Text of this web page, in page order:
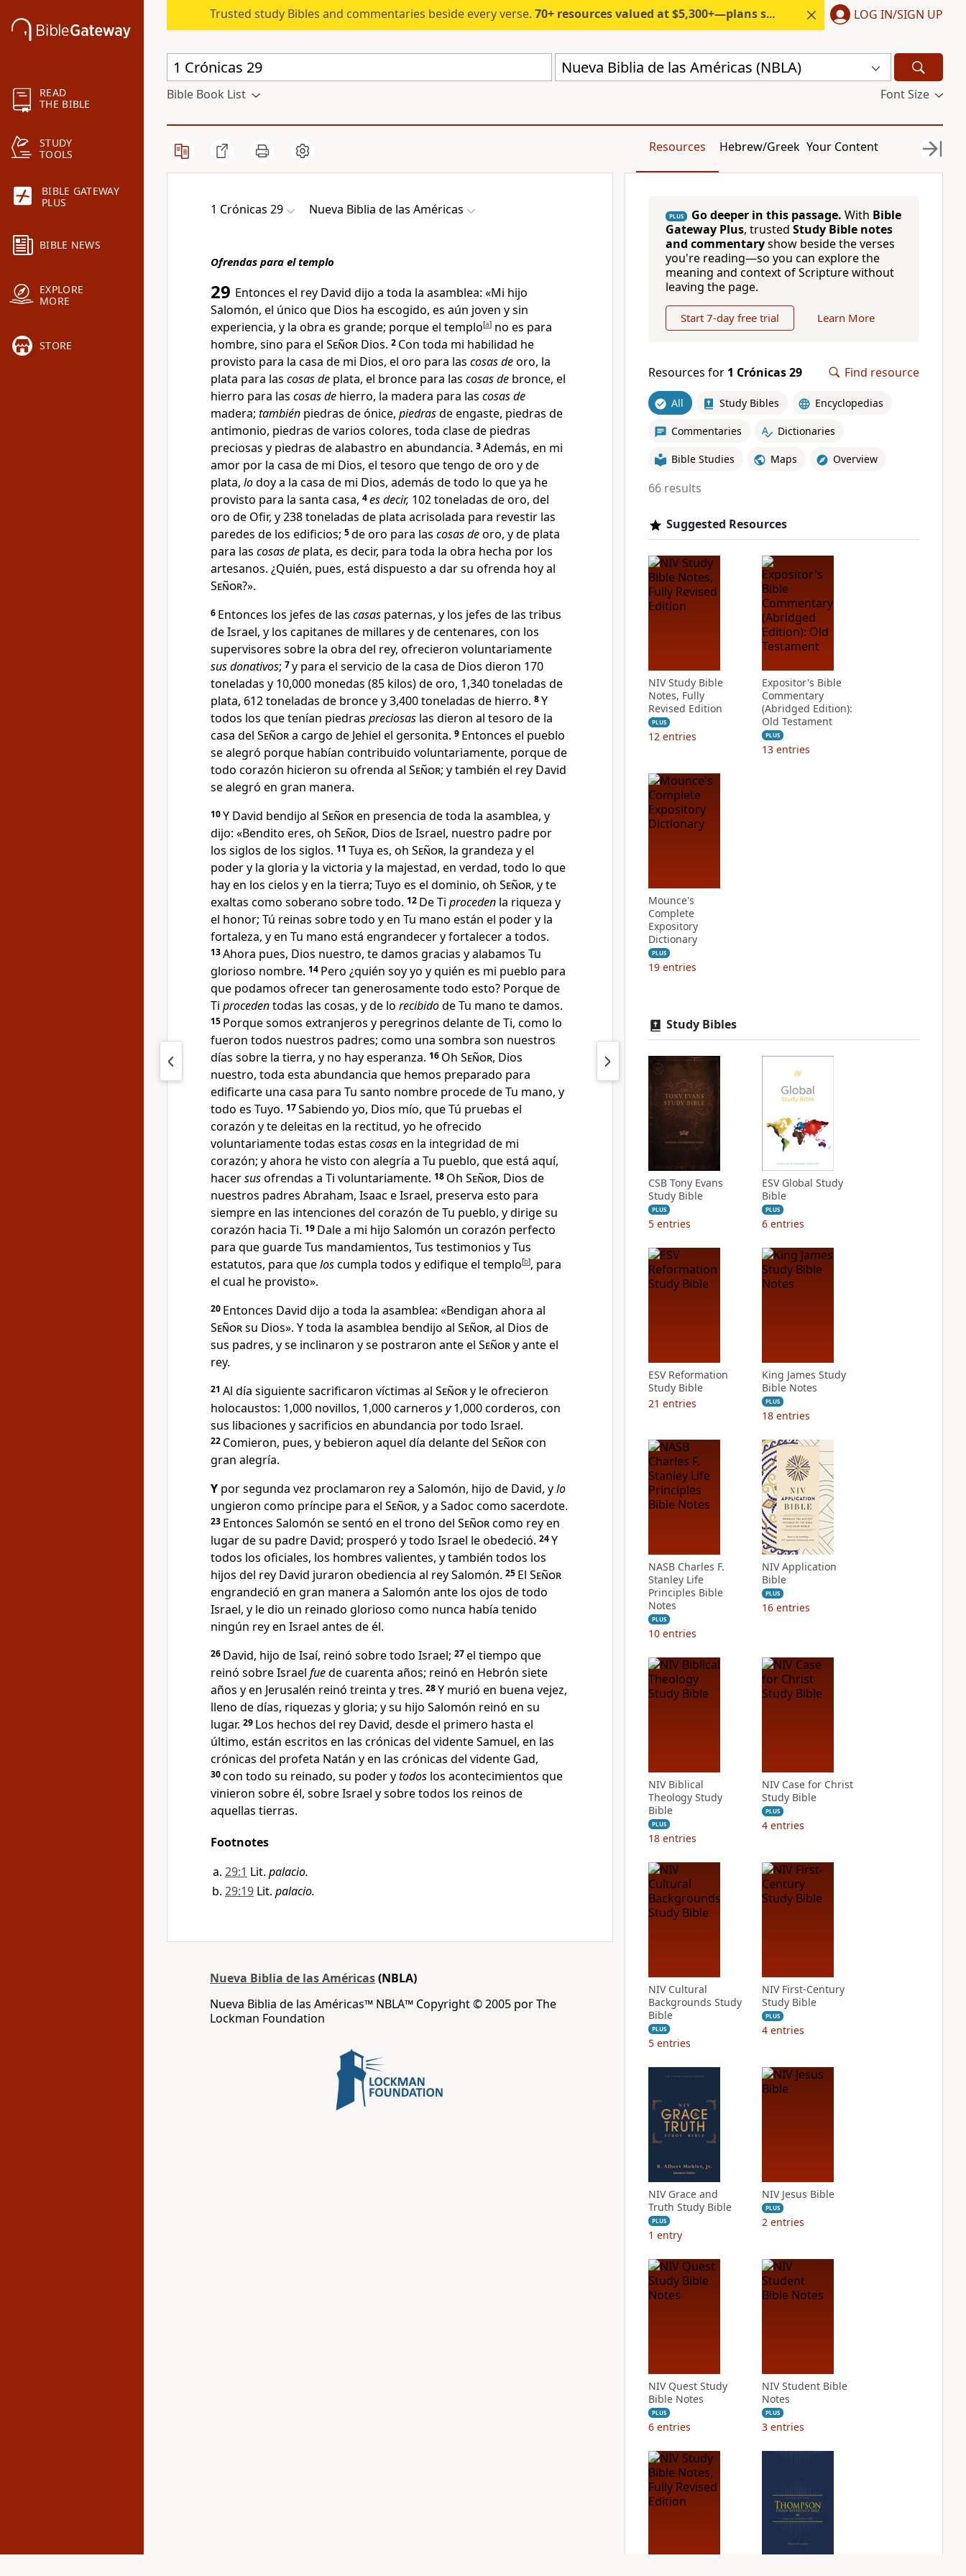
READ
THE BIBLE
STUDY
TOOLS
BIBLE GATEWAY
PLUS
BIBLE NEWS
EXPLORE
MORE
STORE
Trusted study Bibles and commentaries beside every verse. 70+ resources valued at $5,300+—plans start under $6/month. LOG IN/SIGN UP
Nueva Biblia de las Américas (NBLA)
Bible Book List Font Size
Resources Hebrew/Greek Your Content
1 Crónicas 29 Nueva Biblia de las Américas
Ofrendas para el templo
29 Entonces el rey David dijo a toda la asamblea: «Mi hijo
Salomón, el único que Dios ha escogido, es aún joven y sin
experiencia, y la obra es grande; porque el templo[a] no es para
hombre, sino para el Señor Dios. 2 Con toda mi habilidad he
provisto para la casa de mi Dios, el oro para las cosas deoro, la
plata para las cosas de plata, el bronce para las cosas de bronce, el
hierro para las cosas de hierro, la madera para las cosas de
madera; también piedras de ónice, piedrasde engaste, piedras de
antimonio, piedras de varios colores, toda clase de piedras
preciosas y piedras de alabastro en abundancia. 3Además, en mi
amor por la casa de mi Dios, el tesoro que tengo de oro y de
plata, lodoy a la casa de mi Dios, además de todo lo que ya he
provisto para la santa casa, 4es decir, 102 toneladas de oro, del
oro de Ofir, y 238 toneladas de plata acrisolada para revestir las
paredes de los edificios; 5de oro para las cosas deoro, y de plata
para las cosas de plata, es decir, para toda la obra hecha por los
artesanos. ¿Quién, pues, está dispuesto a dar su ofrenda hoy al
Señor?».
6 Entonces los jefes de las casas paternas, y los jefes de las tribus
de Israel, y los capitanes de millares y de centenares, con los
supervisores sobre la obra del rey, ofrecieron voluntariamente
sus donativos; 7y para el servicio de la casa de Dios dieron 170
toneladas y 10,000 monedas (85 kilos) de oro, 1,340 toneladas de
plata, 612 toneladas de bronce y 3,400 toneladas de hierro. 8Y
todos los que tenían piedras preciosas las dieron al tesoro de la
casa del Señora cargo de Jehiel el gersonita. 9 Entonces el pueblo
se alegró porque habían contribuido voluntariamente, porque de
todo corazón hicieron su ofrenda al Señor; y también el rey David
se alegró en gran manera.
10Y David bendijo al Señoren presencia de toda la asamblea, y
dijo: «Bendito eres, oh Señor, Dios de Israel, nuestro padre por
los siglos de los siglos. 11 Tuya es, oh Señor, la grandeza y el
poder y la gloria y la victoria y la majestad, en verdad, todo lo que
hay en los cielos y en la tierra; Tuyo es el dominio, oh Señor, y te
exaltas como soberano sobre todo. 12 De Ti proceden la riqueza y
el honor; Tú reinas sobre todo y en Tu mano están el poder y la
fortaleza, y en Tu mano está engrandecer y fortalecer a todos.
13Ahora pues, Dios nuestro, te damos gracias y alabamos Tu
glorioso nombre. 14 Pero ¿quién soy yo y quién es mi pueblo para
que podamos ofrecer tan generosamente todo esto? Porque de
Ti procedentodas las cosas, y de lo recibidode Tu mano te damos.
15 Porque somos extranjeros y peregrinos delante de Ti, como lo
fueron todos nuestros padres; como una sombra son nuestros
días sobre la tierra, y no hay esperanza. 16 Oh Señor, Dios
nuestro, toda esta abundancia que hemos preparado para
edificarte una casa para Tu santo nombre procede de Tu mano, y
todo es Tuyo. 17Sabiendo yo, Dios mío, que Tú pruebas el
corazón y te deleitas en la rectitud, yo he ofrecido
voluntariamente todas estas cosasen la integridad de mi
corazón; y ahora he visto con alegría a Tu pueblo, que está aquí,
hacersusofrendas a Ti voluntariamente. 18 Oh Señor, Dios de
nuestros padres Abraham, Isaac e Israel, preserva esto para
siempre en las intenciones del corazón de Tu pueblo, y dirige su
corazón hacia Ti. 19 Dale a mi hijo Salomón un corazón perfecto
para que guarde Tus mandamientos, Tus testimonios y Tus
estatutos, para queloscumpla todos y edifique el templo[b], para
el cual he provisto».
20 Entonces David dijo a toda la asamblea: «Bendigan ahora al
Señorsu Dios». Y toda la asamblea bendijo al Señor, al Dios de
sus padres, y se inclinaron y se postraron ante el Señory ante el
rey.
21 Al día siguiente sacrificaron víctimas al Señory le ofrecieron
holocaustos: 1,000 novillos, 1,000 carneros y1,000 corderos, con
sus libaciones y sacrificios en abundancia por todo Israel.
22 Comieron, pues, y bebieron aquel día delante del Señorcon
gran alegría.
Y por segunda vez proclamaron rey a Salomón, hijo de David, ylo
ungieron como príncipe para el Señor, y a Sadoc como sacerdote.
23 Entonces Salomón se sentó en el trono del Señorcomo rey en
lugar de su padre David; prosperó y todo Israel le obedeció. 24Y
todos los oficiales, los hombres valientes, y también todos los
hijos del rey David juraron obediencia al rey Salomón. 25 El Señor
engrandeció en gran manera a Salomón ante los ojos de todo
Israel, y le dio un reinado glorioso como nunca había tenido
ningún rey en Israel antes de él.
26 David, hijo de Isaí, reinó sobre todo Israel; 27el tiempo que
reinó sobre Israel fuede cuarenta años; reinó en Hebrón siete
años y en Jerusalén reinó treinta y tres. 28Y murió en buena vejez,
lleno de días, riquezas y gloria; y su hijo Salomón reinó en su
lugar. 29 Los hechos del rey David, desde el primero hasta el
último, están escritos en las crónicas del vidente Samuel, en las
crónicas del profeta Natán y en las crónicas del vidente Gad,
30con todo su reinado, su poder ytodos los acontecimientos que
vinieron sobre él, sobre Israel y sobre todos los reinos de
aquellas tierras.
Footnotes
29:1 Lit. palacio.
29:19 Lit. palacio.
Nueva Biblia de las Américas(NBLA)
Nueva Biblia de las Américas™ NBLA™ Copyright © 2005 por The
Lockman Foundation
PLUS Go deeper in this passage. With Bible
Gateway Plus, trusted Study Bible notes
and commentaryshow beside the verses
you're reading—so you can explore the
meaning and context of Scripture without
leaving the page.
Start 7-day free trial Learn More
Resources for 1 Crónicas 29 Find resource
All Study Bibles Encyclopedias
Commentaries Dictionaries
Bible Studies Maps Overview
66 results
Suggested Resources
NIV Study Bible
Notes, Fully
Revised Edition
PLUS
12 entries
Expositor's Bible
Commentary
(Abridged Edition):
Old Testament
PLUS
13 entries
Mounce's
Complete
Expository
Dictionary
PLUS
19 entries
Study Bibles
CSB Tony Evans
Study Bible
PLUS
5 entries
ESV Global Study
Bible
PLUS
6 entries
ESV Reformation
Study Bible
21 entries
King James Study
Bible Notes
PLUS
18 entries
NASB Charles F.
Stanley Life
Principles Bible
Notes
PLUS
10 entries
NIV Application
Bible
PLUS
16 entries
NIV Biblical
Theology Study
Bible
PLUS
18 entries
NIV Case for Christ
Study Bible
PLUS
4 entries
NIV Cultural
Backgrounds Study
Bible
PLUS
5 entries
NIV First-Century
Study Bible
PLUS
4 entries
NIV Grace and
Truth Study Bible
PLUS
1 entry
NIV Jesus Bible
PLUS
2 entries
NIV Quest Study
Bible Notes
PLUS
6 entries
NIV Student Bible
Notes
PLUS
3 entries